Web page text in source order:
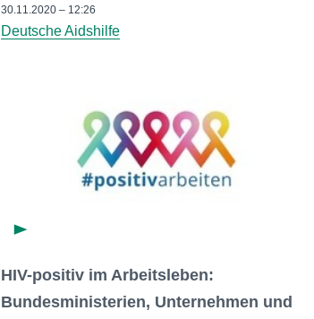
30.11.2020 – 12:26
Deutsche Aidshilfe
HIV-positiv im Arbeitsleben:
Bundesministerien, Unternehmen und